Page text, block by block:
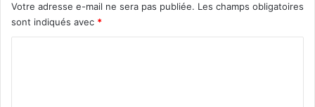
Votre adresse e-mail ne sera pas publiée. Les champs obligatoires
sont indiqués avec *